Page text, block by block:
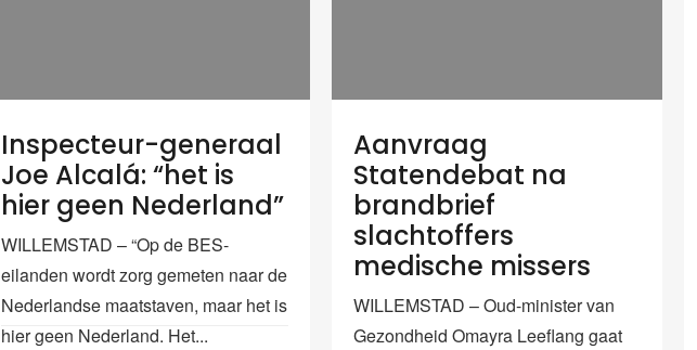
Inspecteur-generaal
Joe Alcalá: “het is
hier geen Nederland”
WILLEMSTAD – “Op de BES-
eilanden wordt zorg gemeten naar de
Nederlandse maatstaven, maar het is
hier geen Nederland. Het...
Aanvraag
Statendebat na
brandbrief
slachtoffers
medische missers
WILLEMSTAD – Oud-minister van
Gezondheid Omayra Leeflang gaat